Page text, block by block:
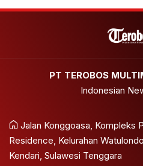
PT TEROBOS
Indonesian
Jalan Konggoasa, Kompleks
Residence, Kelurahan
Kendari, Sulawesi Tenggara